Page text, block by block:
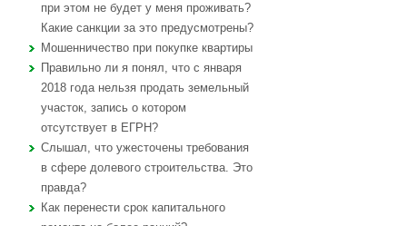
при этом не будет у меня проживать?
Какие санкции за это предусмотрены?
Мошенничество при покупке квартиры
Правильно ли я понял, что с января
2018 года нельзя продать земельный
участок, запись о котором
отсутствует в ЕГРН?
Слышал, что ужесточены требования
в сфере долевого строительства. Это
правда?
Как перенести срок капитального